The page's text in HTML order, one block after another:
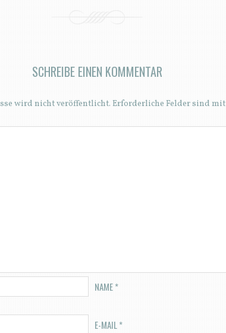
SCHREIBE EINEN KOMMENTAR
wird nicht veröffentlicht. Erforderliche Felder sind mit
NAME*
E-MAIL *